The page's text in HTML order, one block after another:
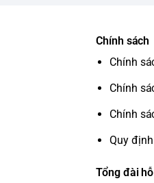
Chính sách
Chính
Chính
Chính
Quy
Tổng đài